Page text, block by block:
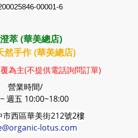
00001-6
萃 (華美總店)
然手作 (華美總店)
為主(不提供電話詢問訂單)
營業時間/
週五 10:00~18:00
西區華美街212號2樓
lotus.com